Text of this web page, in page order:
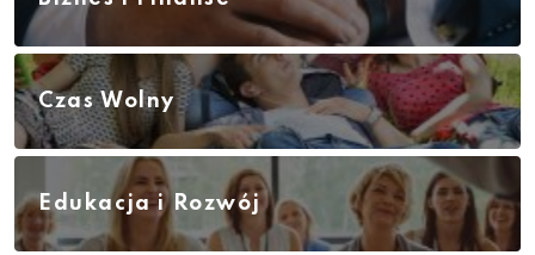
Czas Wolny
Edukacja i Rozwój